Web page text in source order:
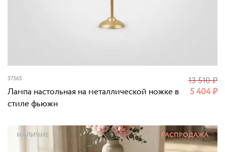
37365
Лампа настольная на металлической ножке в
стиле фьюжн
5 404₽
13 510₽
РАСПРОДАЖА
НАЛИЧИЕ